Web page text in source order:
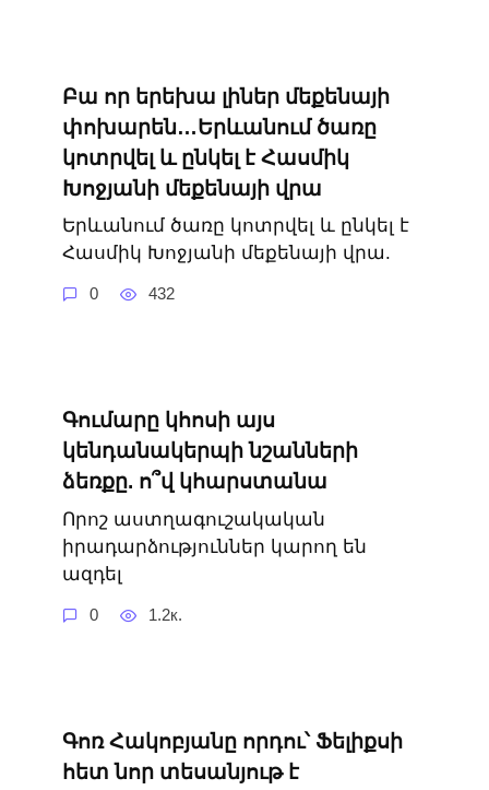
Բա որ երեխա լիներ մեքենայի
փոխարեն…Երևանում ծառը
կոտրվել և ընկել է Հասմիկ
Խոջյանի մեքենայի վրա
Երևանում ծառը կոտրվել և ընկել է
Հասմիկ Խոջյանի մեքենայի վրա.
0 432
Գումարը կհոսի այս
կենդանակերպի նշանների
ձեռքը. ո՞վ կհարստանա
Որոշ աստղագուշակական
իրադարձություններ կարող են
ազդել
0 1.2к.
Գոռ Հակոբյանը որդու՝ Ֆելիքսի
հետ նոր տեսանյութ է